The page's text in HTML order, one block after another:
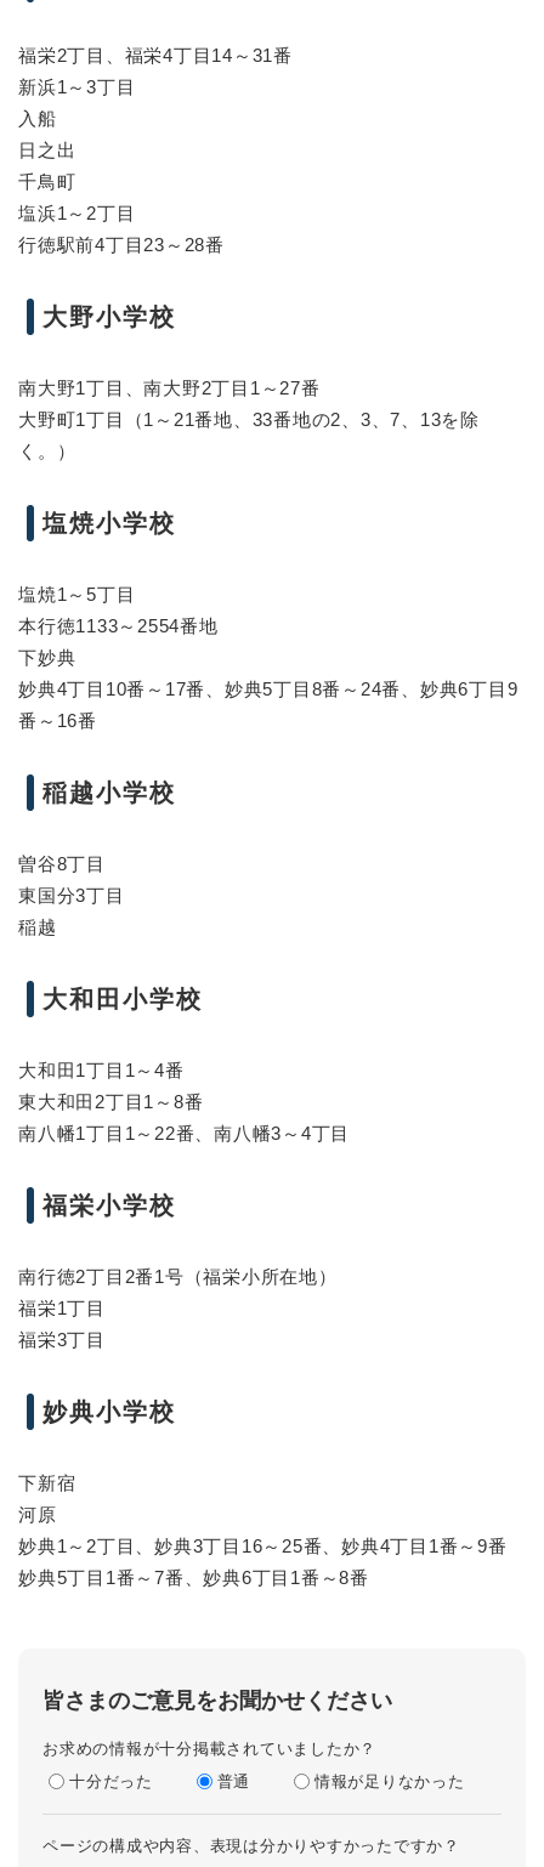
福栄2丁目、福栄4丁目14～31番
新浜1～3丁目
入船
日之出
千鳥町
塩浜1～2丁目
行徳駅前4丁目23～28番
大野小学校
南大野1丁目、南大野2丁目1～27番
大野町1丁目（1～21番地、33番地の2、3、7、13を除
く。）
塩焼小学校
塩焼1～5丁目
本行徳1133～2554番地
下妙典
妙典4丁目10番～17番、妙典5丁目8番～24番、妙典6丁目9
番～16番
稲越小学校
曽谷8丁目
東国分3丁目
稲越
大和田小学校
大和田1丁目1～4番
東大和田2丁目1～8番
南八幡1丁目1～22番、南八幡3～4丁目
福栄小学校
南行徳2丁目2番1号（福栄小所在地）
福栄1丁目
福栄3丁目
妙典小学校
下新宿
河原
妙典1～2丁目、妙典3丁目16～25番、妙典4丁目1番～9番
妙典5丁目1番～7番、妙典6丁目1番～8番
皆さまのご意見をお聞かせください
お求めの情報が十分掲載されていましたか？
十分だった
普通 情報が足りなかった
ページの構成や内容、表現は分かりやすかったですか？